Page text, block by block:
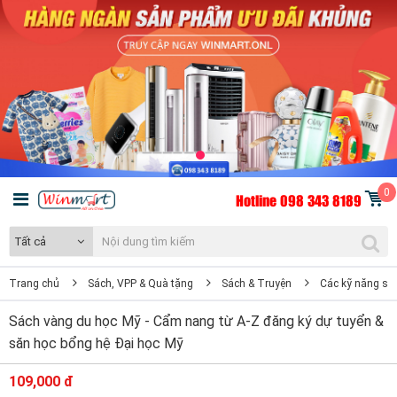
Hotline 098 343 8189 0
Tất cả
Trang chủ Sách, VPP & Quà tặng Sách & Truyện Các kỹ năng
Sách vàng du học Mỹ - Cẩm nang từ A-Z đăng ký dự tuyển &
săn học bổng hệ Đại học Mỹ
109,000 đ